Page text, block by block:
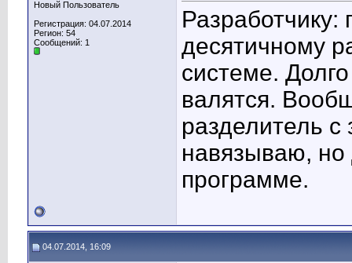
Новый Пользователь
Регистрация: 04.07.2014
Регион: 54
Сообщений: 1
Разработчику:
десятичному
системе.
валятся.
разделитель с
навязываю, но
программе.
04.07.2014, 16:09